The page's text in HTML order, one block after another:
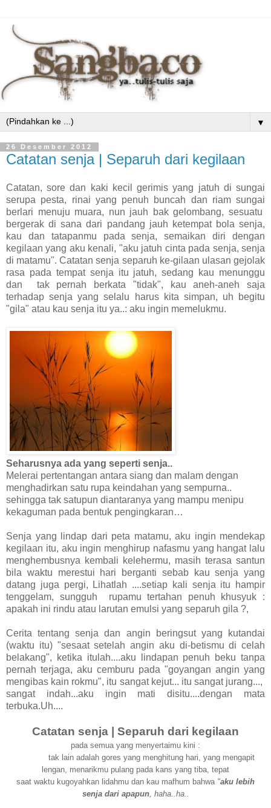
▼
26 Desember 2012
Catatan senja | Separuh dari kegilaan
Catatan, sore dan kaki kecil gerimis yang jatuh di sungai
serupa pesta, rinai yang penuh buncah dan riam sungai
berlari menuju muara, nun jauh bak gelombang, sesuatu
bergerak di sana dari pandang jauh ketempat bola senja,
kau dan tatapanmu pada senja, semaikan diri dengan
kegilaan yang aku kenali, "aku jatuh cinta pada senja, senja
di matamu". Catatan senja separuh ke-gilaan ulasan gejolak
rasa pada tempat senja itu jatuh, sedang kau menunggu
dan tak pernah berkata "tidak", kau aneh-aneh saja
terhadap senja yang selalu harus kita simpan, uh begitu
"gila" atau kau senja itu ya..: aku ingin memelukmu.
Seharusnya ada yang seperti senja..
Melerai pertentangan antara siang dan malam dengan
menghadirkan satu rupa keindahan yang sempurna..
sehingga tak satupun diantaranya yang mampu menipu
kekaguman pada bentuk pengingkaran…
Senja yang lindap dari peta matamu, aku ingin mendekap
kegilaan itu, aku ingin menghirup nafasmu yang hangat lalu
menghembusnya kembali kelehermu, masih terasa santun
bila waktu merestui hari berganti sebab kau senja yang
datang juga pergi, Lihatlah ....setiap kali senja itu hampir
tenggelam, sungguh rupamu tertahan penuh khusyuk :
apakah ini rindu atau larutan emulsi yang separuh gila ?,
Cerita tentang senja dan angin beringsut yang kutandai
(waktu itu) "sesaat setelah angin aku di-betismu di celah
belakang", ketika itulah....aku lindapan penuh beku tanpa
pernah terjaga, aku cemburu pada "goyangan angin yang
mengibas kain rokmu", itu sangat kejut... itu sangat jurang...,
sangat indah...aku ingin mati disitu....dengan mata
terbuka.Uh....
Catatan senja | Separuh dari kegilaan
pada semua yang menyertaimu kini :
tak lain adalah gores yang menghitung hari, yang mengapit
lengan, menarikmu pulang pada kans yang tiba, tepat
saat waktu kugoyahkan lidahmu dan kau mafhum bahwa"aku lebih
senja dari apapun, haha..ha..